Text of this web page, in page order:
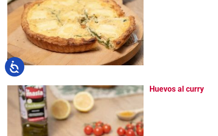
Huevos al curry